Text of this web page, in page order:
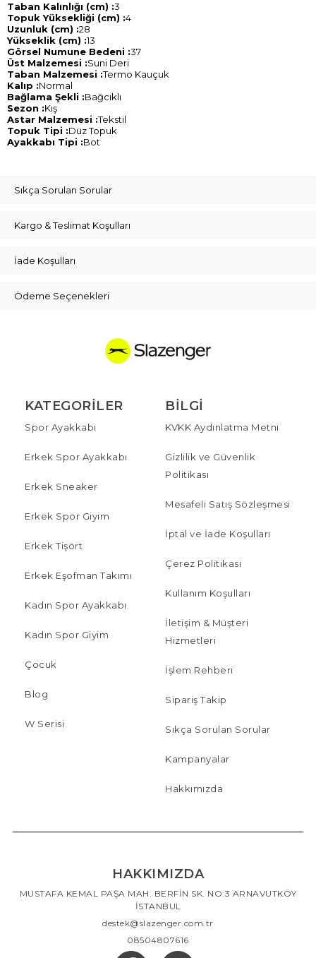
Taban Kalınlığı (cm) :3
Topuk Yüksekliği (cm) :4
Uzunluk (cm) :28
Yükseklik (cm) :13
Görsel Numune Bedeni :37
Üst Malzemesi :Suni Deri
Taban Malzemesi :Termo Kauçuk
Kalıp :Normal
Bağlama Şekli :Bağcıklı
Sezon :Kış
Astar Malzemesi :Tekstil
Topuk Tipi :Düz Topuk
Ayakkabı Tipi :Bot
Sıkça Sorulan Sorular
Kargo & Teslimat Koşulları
İade Koşulları
Ödeme Seçenekleri
KATEGORILER
Spor Ayakkabı
Erkek Spor Ayakkabı
Erkek Sneaker
Erkek Spor Giyim
Erkek Tişört
Erkek Eşofman Takımı
Kadın Spor Ayakkabı
Kadın Spor Giyim
Çocuk
Blog
W Serisi
BILGI
KVKK Aydınlatma Metni
Gizlilik ve Güvenlik
Politikası
Mesafeli Satış Sözleşmesi
İptal ve İade Koşulları
Çerez Politikası
Kullanım Koşulları
İletişim & Müşteri
Hizmetleri
İşlem Rehberi
Sipariş Takip
Sıkça Sorulan Sorular
Kampanyalar
Hakkımızda
HAKKIMIZDA
MUSTAFA KEMAL PAŞA MAH. BERFİN SK. NO:3 ARNAVUTKÖY
İSTANBUL
destek@slazenger.com.tr
08504807616